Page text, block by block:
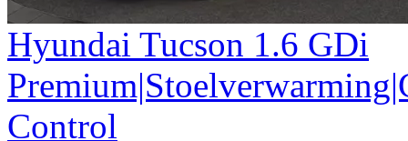
Hyundai Tucson 1.6 GDi
Control